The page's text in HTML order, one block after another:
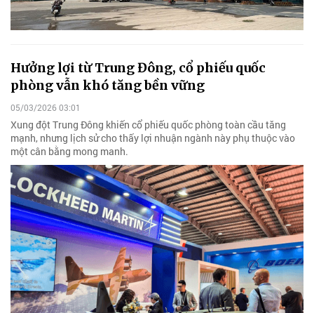
Hưởng lợi từ Trung Đông, cổ phiếu quốc
phòng vẫn khó tăng bền vững
05/03/2026 03:01
Xung đột Trung Đông khiến cổ phiếu quốc phòng toàn cầu tăng
mạnh, nhưng lịch sử cho thấy lợi nhuận ngành này phụ thuộc vào
một cân bằng mong manh.